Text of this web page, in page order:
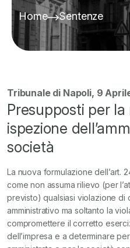
Home Sentenze
Tribunale di Napoli, 9
Presupposti per
ispezione
società
La nuova formulazione dell’art.
come non assuma rilievo (per
previsto) qualsiasi violazione di
amministrativo ma soltanto la
compromettere il corretto
dell’impresa e a determinare